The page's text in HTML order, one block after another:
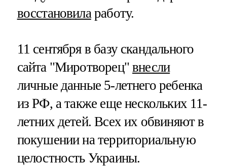
восстановила работу.
11 сентября в базу скандального
сайта "Миротворец"внесли
личные данные 5-летнего ребенка
из РФ, а также еще нескольких 11-
летних детей. Всех их обвиняют в
покушении на территориальную
целостность Украины.